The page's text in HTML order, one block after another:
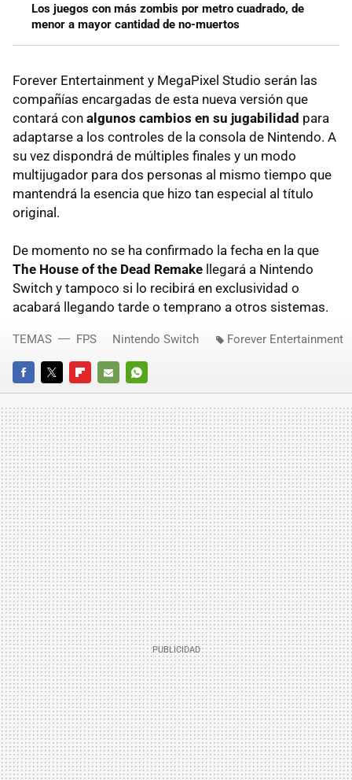
Los juegos con más zombis por metro cuadrado, de
menor a mayor cantidad de no-muertos
Forever Entertainment y MegaPixel Studio serán las
compañías encargadas de esta nueva versión que
contará con algunos cambios en su jugabilidad para
adaptarse a los controles de la consola de Nintendo. A
su vez dispondrá de múltiples finales y un modo
multijugador para dos personas al mismo tiempo que
mantendrá la esencia que hizo tan especial al título
original.
De momento no se ha confirmado la fecha en la que
The House of the Dead Remake llegará a Nintendo
Switch y tampoco si lo recibirá en exclusividad o
acabará llegando tarde o temprano a otros sistemas.
FACEBOOKTWITTERFLIPBOARD
E-
MAIL
WHATSAPP
TEMAS FPS Nintendo Switch Forever Entertainment